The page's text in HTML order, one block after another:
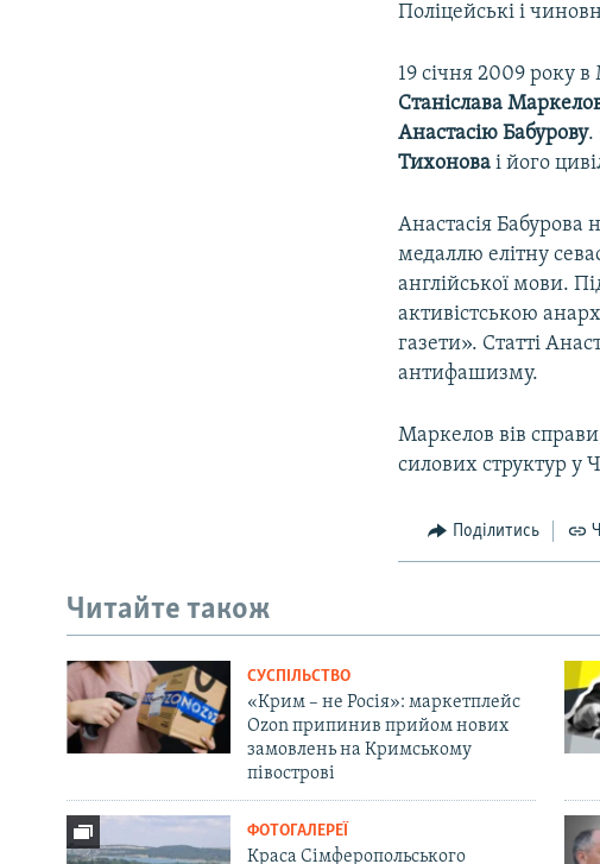
Поліцейські і
19 січня 2009 року
Станіслава
Анастасію Бабурову.
Тихонова і його
Анастасія Бабурова
медаллю елітну
англійської мови.
активістською
газети». Статті
антифашизму.
Маркелов вів
силових структур у
Поділитись
Читайте також
СУСПІЛЬСТВО
«Крим – не Росія»: маркетплейс
Ozon припинив прийом нових
замовлень на Кримському
півострові
ФОТОГАЛЕРЕЇ
Краса Сімферопольського